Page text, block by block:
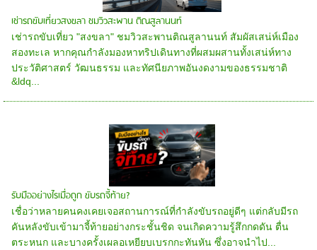
เช่ารถขับเที่ยวสงขลา ชมวิวสะพาน ติณสูลานนท์
เช่ารถขับเที่ยว "สงขลา" ชมวิวสะพานติณสูลานนท์ สัมผัสเสน่ห์เมือง
สองทะเล หากคุณกำลังมองหาทริปเดินทางที่ผสมผสานทั้งเสน่ห์ทาง
ประวัติศาสตร์ วัฒนธรรม และทัศนียภาพอันงดงามของธรรมชาติ
&ldq...
รับมืออย่างไรเมื่อถูก ขับรถจี้ท้าย?
เชื่อว่าหลายคนคงเคยเจอสถานการณ์ที่กำลังขับรถอยู่ดีๆ แต่กลับมีรถ
คันหลังขับเข้ามาจี้ท้ายอย่างกระชั้นชิด จนเกิดความรู้สึกกดดัน ตื่น
ตระหนก และบางครั้งเผลอเหยียบเบรกกะทันหัน ซึ่งอาจนำไป...